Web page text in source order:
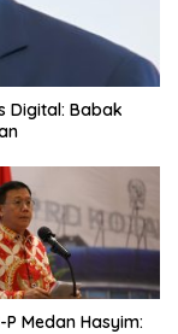
Digital: Babak
P Medan Hasyim: